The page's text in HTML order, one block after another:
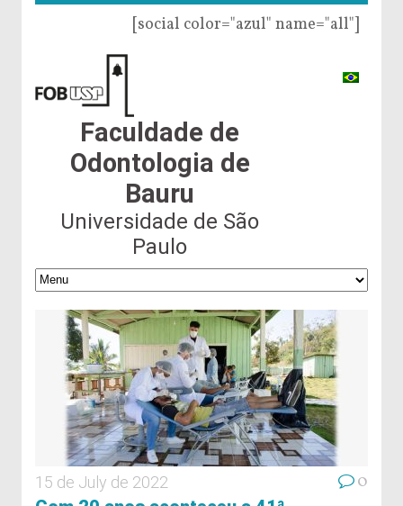
[social color="azul" name="all"]
Faculdade de
Odontologia de
Bauru
Universidade de São
Paulo
15 de July de 2022 0